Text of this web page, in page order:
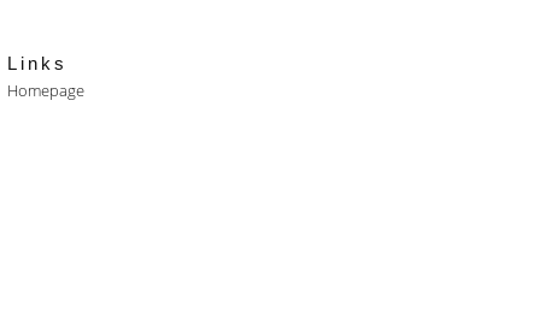
Links
Homepage